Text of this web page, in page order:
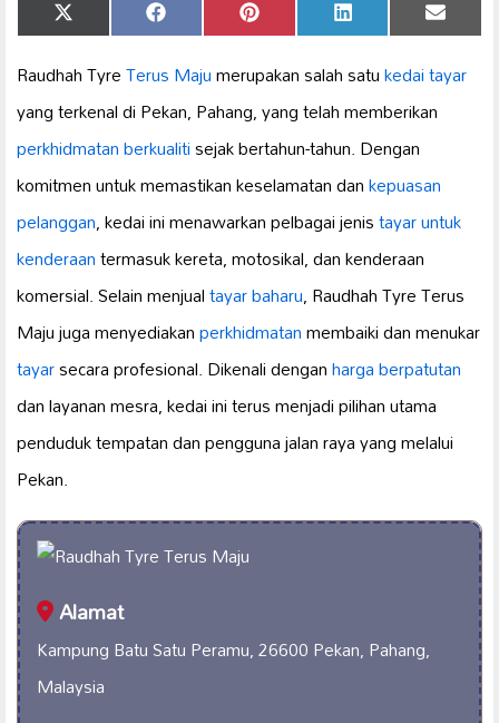
Share
on
X
(Twitter)
Share
on
Facebook Share
on
Pinterest Share
on
LinkedIn Share
on
Email
Raudhah TyreTerus Majumerupakan salah satukedai tayar
yang terkenal di Pekan, Pahang, yang telah memberikan
perkhidmatan berkualitisejak bertahun-tahun. Dengan
komitmen untuk memastikan keselamatan dankepuasan
pelanggan, kedai ini menawarkan pelbagai jenistayar untuk
kenderaantermasuk kereta, motosikal, dan kenderaan
komersial. Selain menjualtayar baharu, Raudhah Tyre Terus
Maju juga menyediakanperkhidmatanmembaiki dan menukar
tayarsecara profesional. Dikenali denganharga berpatutan
dan layanan mesra, kedai ini terus menjadi pilihan utama
penduduk tempatan dan pengguna jalan raya yang melalui
Pekan.
Alamat
Kampung Batu Satu Peramu, 26600 Pekan, Pahang,
Malaysia